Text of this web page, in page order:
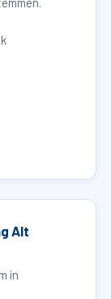
Alt
in